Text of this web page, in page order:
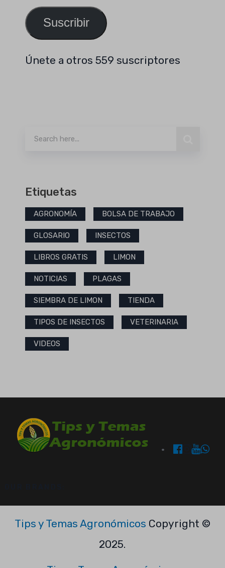
Suscribir
Únete a otros 559 suscriptores
Etiquetas
AGRONOMÍA BOLSA DE TRABAJO
GLOSARIO INSECTOS
LIBROS GRATIS LIMON
NOTICIAS PLAGAS
SIEMBRA DE LIMON TIENDA
TIPOS DE INSECTOS VETERINARIA
VIDEOS
Tips y Temas Agronómicos Copyright ©
2025.